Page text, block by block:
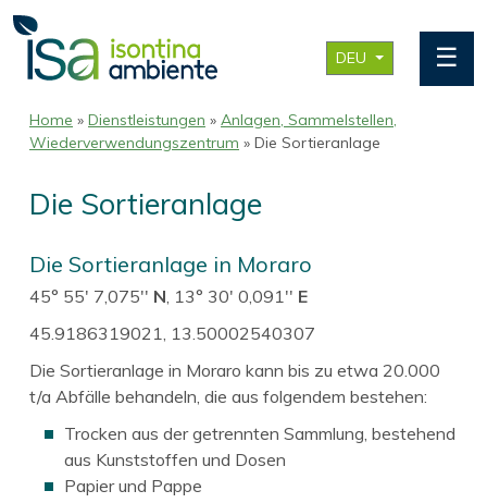
DEU ☰
Home » Dienstleistungen » Anlagen, Sammelstellen,
Wiederverwendungszentrum » Die Sortieranlage
Die Sortieranlage
Die Sortieranlage in Moraro
45° 55' 7,075'' N , 13° 30' 0,091'' E
45.9186319021, 13.50002540307
Die Sortieranlage in Moraro kann bis zu etwa 20.000
t/a Abfälle behandeln, die aus folgendem bestehen:
Trocken aus der getrennten Sammlung, bestehend
aus Kunststoffen und Dosen
Papier und Pappe